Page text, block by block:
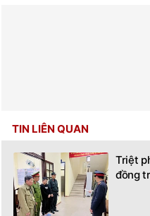
TIN LIÊN QUAN
Triệt
đồng